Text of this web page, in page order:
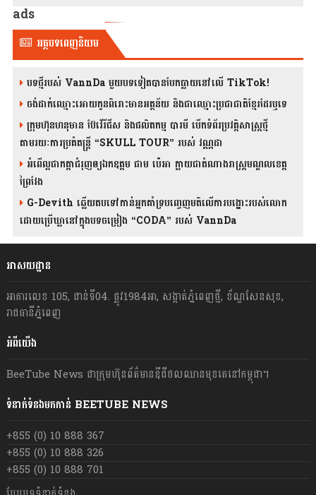
ads
អត្ថបទពេញនិយម
បទថ្មីរបស់ VannDa មួយបទទៀតបានបែកធ្លាយនៅលើ TikTok!
ចង់ដាក់ឈ្មោះអោយកូនពិរោះមានអត្ថន័យ និងជាឈ្មោះប្រជាជាតិខ្មែរដែរឬទេ
ក្រុមហ៊ុនហនុមាន ប៊ែវើរីជីស និង​ផលិតកម្ម បារមី​ បើកទំព័រប្រវត្តិសាស្ត្រថ្មី
តាមរយៈការប្រគំតន្រ្តី “SKULL TOUR” របស់ វណ្ណដា
អំពើល្អជាកត្តាជំរុញឲ្យឯកឧត្តម ជាម ប៉េអា ក្លាយជាតំណាងរាស្ត្រមណ្ឌលខេត្ត
ព្រៃវែង
G-Devith ឆ្លើយតបទៅកាន់អ្នកគាំទ្របញ្ចេញមតិលើការបង្ហោះរបស់លោក
ដោយប្រើឃ្លានៅក្នុងបទចម្រៀង “CODA” រ​​​បស់ VannDa
អាសយដ្ឋាន
អាគារលេខ 105, ជាន់ទី04. ផ្លូវ1984អា, សង្កាត់ភ្នំពេញថ្មី, ខ័ណ្ឌសែនសុខ,
រាជធានីភ្នំពេញ
អំពីយើង
BeeTube News ជា​ក្រុមហ៊ុន​ព័ត៌មាន​ឌីជីថលឈាន​មុខ​គេ​នៅ​កម្ពុជា។
ទំនាក់ទំនងមកកាន់ BEETUBE NEWS
+855 (0) 10 888 367
+855 (0) 10 888 326
+855 (0) 10 888 701